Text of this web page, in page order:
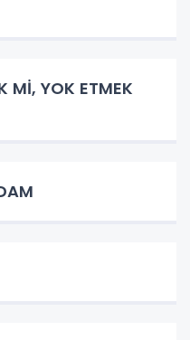
Mİ, YOK ETMEK